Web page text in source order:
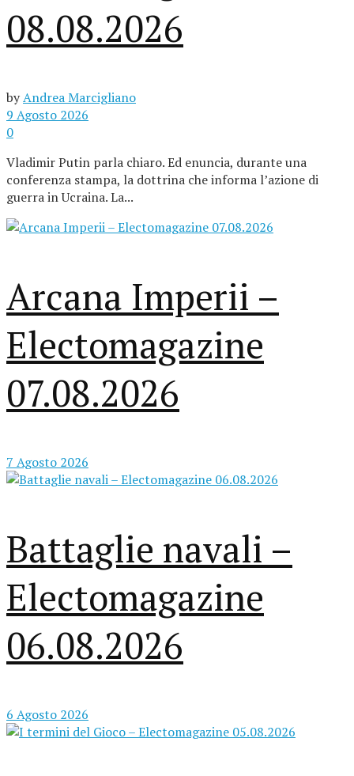
08.08.2026
byAndrea Marcigliano
9 Agosto 2026
0
Vladimir Putin parla chiaro. Ed enuncia, durante una
conferenza stampa, la dottrina che informa l’azione di
guerra in Ucraina. La...
Arcana Imperii –
Electomagazine
07.08.2026
7 Agosto 2026
Battaglie navali –
Electomagazine
06.08.2026
6 Agosto 2026